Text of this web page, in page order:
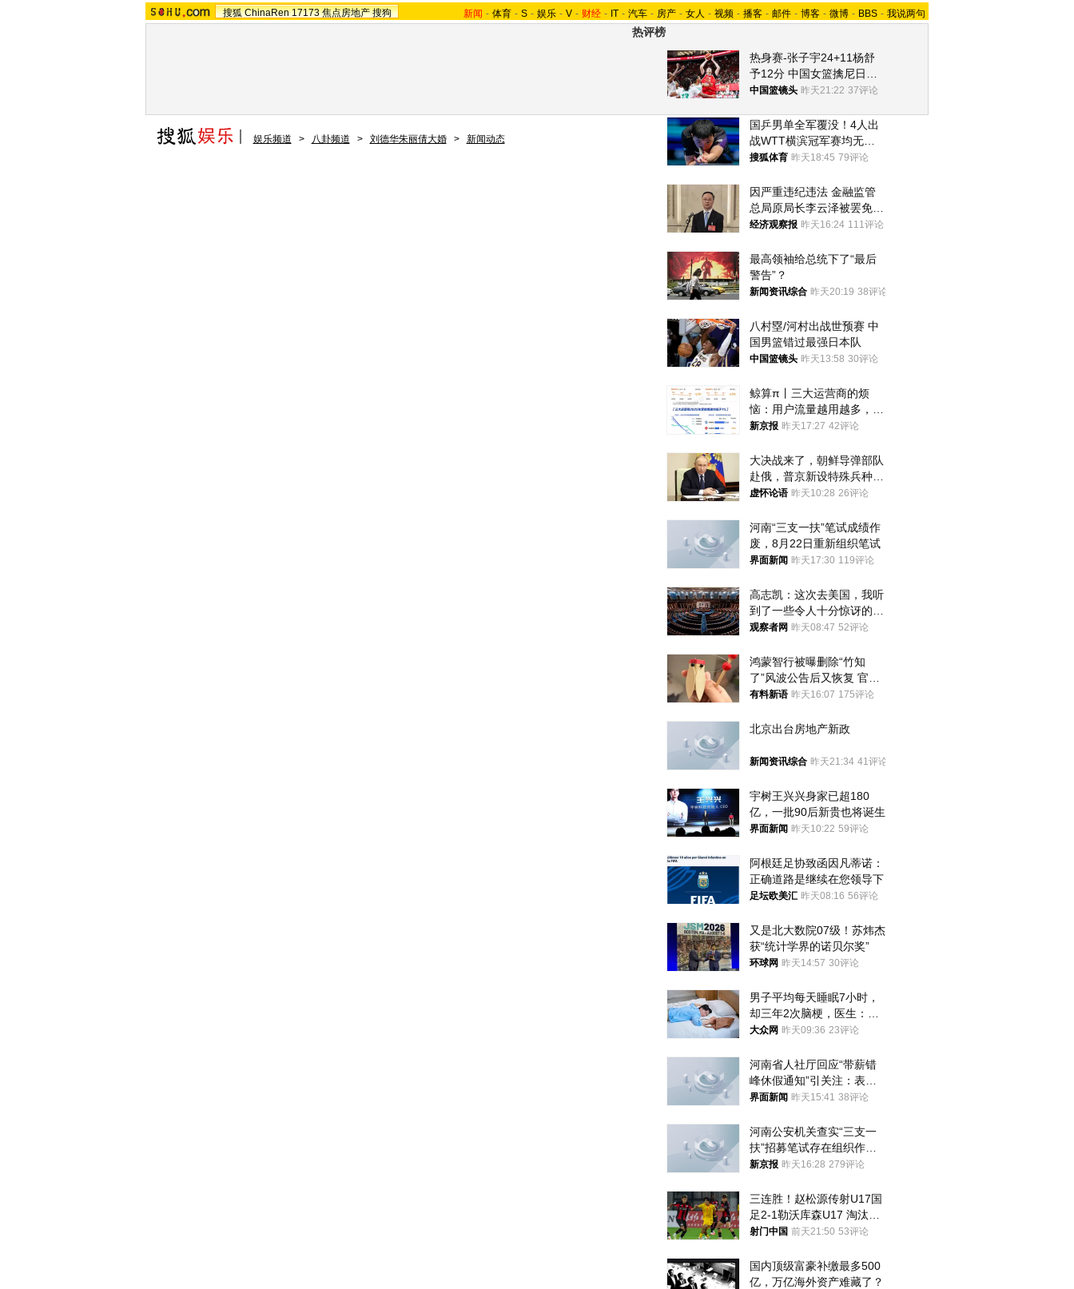
搜狐 ChinaRen 17173 焦点房地产 搜狗 新闻 - 体育 - S - 娱乐 - V - 财经 - IT - 汽车 - 房产 - 女人 - 视频 - 播客 - 邮件 - 博客 - 微博 - BBS - 我说两句
热评榜
热身赛-张子宇24+11杨舒
予12分 中国女篮擒尼日利
亚
中国篮镜头 昨天21:22 37评论
国乒男单全军覆没！4人出
战WTT横滨冠军赛均无缘
八强
搜狐体育 昨天18:45 79评论
因严重违纪违法 金融监管
总局原局长李云泽被罢免全
国人大代表
经济观察报 昨天16:24 111评论
最高领袖给总统下了“最后
警告”？
新闻资讯综合 昨天20:19 38评论
八村塁/河村出战世预赛 中
国男篮错过最强日本队
中国篮镜头 昨天13:58 30评论
鲸算π丨三大运营商的烦
恼：用户流量越用越多，收
入却越来越少
新京报 昨天17:27 42评论
大决战来了，朝鲜导弹部队
赴俄，普京新设特殊兵种，
76岁老将扛旗
虚怀论语 昨天10:28 26评论
河南“三支一扶”笔试成绩作
废，8月22日重新组织笔试
界面新闻 昨天17:30 119评论
高志凯：这次去美国，我听
到了一些令人十分惊讶的消
息
观察者网 昨天08:47 52评论
鸿蒙智行被曝删除“竹知
了”风波公告后又恢复 官媒
曾力挺：劝华为要大度的，
有料新语 昨天16:07 175评论
北京出台房地产新政
新闻资讯综合 昨天21:34 41评论
宇树王兴兴身家已超180
亿，一批90后新贵也将诞生
界面新闻 昨天10:22 59评论
阿根廷足协致函因凡蒂诺：
正确道路是继续在您领导下
足坛欧美汇 昨天08:16 56评论
又是北大数院07级！苏炜杰
获“统计学界的诺贝尔奖”
环球网 昨天14:57 30评论
男子平均每天睡眠7小时，
却三年2次脑梗，医生：这
样睡觉更伤身
大众网 昨天09:36 23评论
河南省人社厅回应“带薪错
峰休假通知”引关注：表述
不够准确，待修改后印发
界面新闻 昨天15:41 38评论
河南公安机关查实“三支一
扶”招募笔试存在组织作弊
犯罪行为
新京报 昨天16:28 279评论
三连胜！赵松源传射U17国
足2-1勒沃库森U17 淘汰赛
将战河床
射门中国 前天21:50 53评论
国内顶级富豪补缴最多500
亿，万亿海外资产难藏了？
娱乐频道 > 八卦频道 > 刘德华朱丽倩大婚 > 新闻动态